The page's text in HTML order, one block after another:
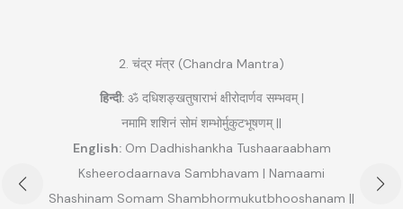
2. चंद्र मंत्र (Chandra Mantra)
हिन्दी:ॐ दधिशङ्खतुषाराभं क्षीरोदार्णव सम्भवम् |
नमामि शशिनं सोमं शम्भोर्मुकुटभूषणम् ||
English:Om Dadhishankha Tushaaraabham
Ksheerodaarnava Sambhavam | Namaami
Shashinam Somam Shambhormukutbhooshanam ||